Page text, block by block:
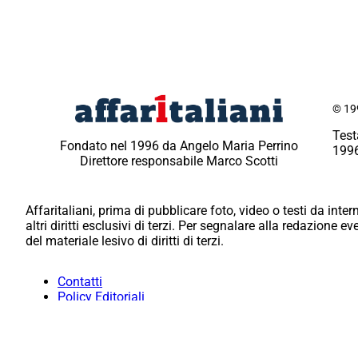
Fondato nel 1996 da Angelo Maria Perrino
Direttore responsabile Marco Scotti
©
Affaritaliani, prima di pubblicare foto, video o testi da
altri diritti esclusivi di terzi. Per segnalare alla redazione
del materiale lesivo di diritti di terzi.
Contatti
Policy Editoriali